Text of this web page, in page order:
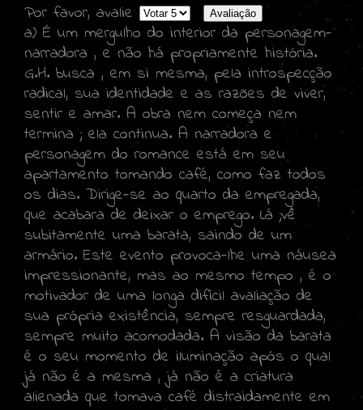
Por favor, avalie
a) É um mergulho do interior da personagem-
narradora , e não há propriamente história.
G.H. busca , em si mesma, pela introspecção
radical, sua identidade e as razões de viver,
sentir e amar. A obra nem começa nem
termina ; ela continua. A narradora e
personagem do romance está em seu
apartamento tomando café, como faz todos
os dias. Dirige-se ao quarto da empregada,
que acabara de deixar o emprego. Lá ;vê
subitamente uma barata, saindo de um
armário. Este evento provoca-lhe uma náusea
impressionante, mas ao mesmo tempo , é o
motivador de uma longa difícil avaliação de
sua própria existência, sempre resguardada,
sempre muito acomodada. A visão da barata
é o seu momento de iluminação após o qual
já não é a mesma , já não é a criatura
alienada que tomava café distraidamente em